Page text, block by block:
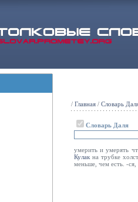
/ Главная / Словарь
Словарь Даля
умерить и умерять
Кулак на трубке
меньше, чем есть. -ся,